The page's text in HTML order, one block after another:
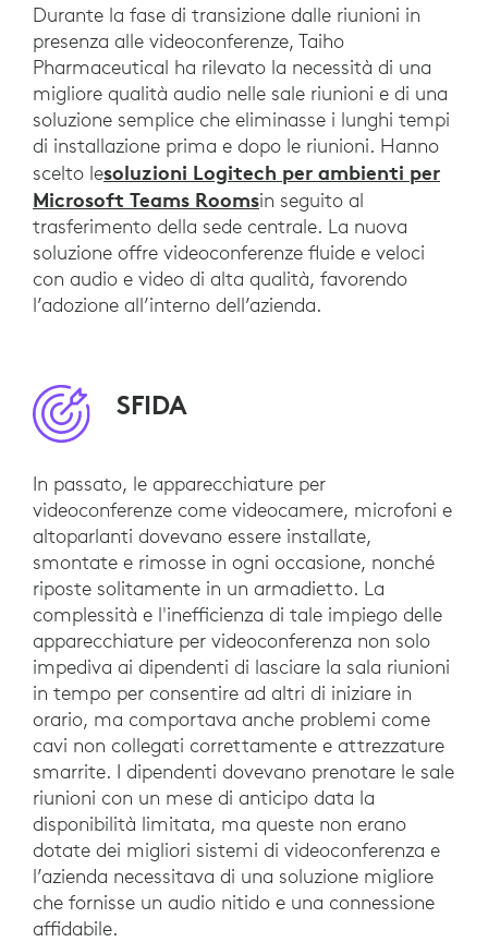
Durante la fase di transizione dalle riunioni in
presenza alle videoconferenze, Taiho
Pharmaceutical ha rilevato la necessità di una
migliore qualità audio nelle sale riunioni e di una
soluzione semplice che eliminasse i lunghi tempi
di installazione prima e dopo le riunioni. Hanno
scelto lesoluzioni Logitech per ambienti per
Microsoft Teams Roomsin seguito al
trasferimento della sede centrale. La nuova
soluzione offre videoconferenze fluide e veloci
con audio e video di alta qualità, favorendo
l’adozione all’interno dell’azienda.
SFIDA
In passato, le apparecchiature per
videoconferenze come videocamere, microfoni e
altoparlanti dovevano essere installate,
smontate e rimosse in ogni occasione, nonché
riposte solitamente in un armadietto. La
complessità e l'inefficienza di tale impiego delle
apparecchiature per videoconferenza non solo
impediva ai dipendenti di lasciare la sala riunioni
in tempo per consentire ad altri di iniziare in
orario, ma comportava anche problemi come
cavi non collegati correttamente e attrezzature
smarrite. I dipendenti dovevano prenotare le sale
riunioni con un mese di anticipo data la
disponibilità limitata, ma queste non erano
dotate dei migliori sistemi di videoconferenza e
l’azienda necessitava di una soluzione migliore
che fornisse un audio nitido e una connessione
affidabile.